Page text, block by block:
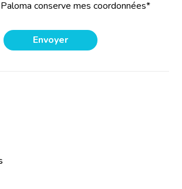
Paloma conserve mes coordonnées*